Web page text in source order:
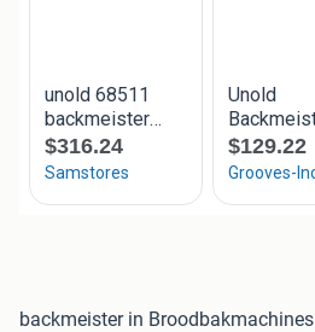
backmeister in Broodbakmachines